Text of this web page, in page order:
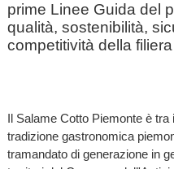
prime Linee Guida del
qualità, sostenibilità,
competitività della
Il Salame Cotto Piemonte è
tradizione gastronomica
tramandato di generazione in